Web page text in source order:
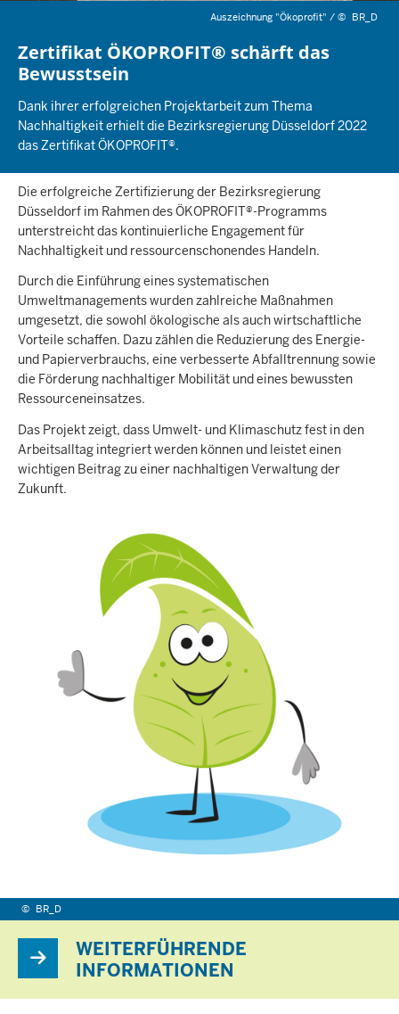
Auszeichnung "Ökoprofit" /© BR_D
Zertifikat ÖKOPROFIT® schärft das
Bewusstsein
Dank ihrer erfolgreichen Projektarbeit zum Thema
Nachhaltigkeit erhielt die Bezirksregierung Düsseldorf 2022
das Zertifikat ÖKOPROFIT®.
Die erfolgreiche Zertifizierung der Bezirksregierung
Düsseldorf im Rahmen des ÖKOPROFIT®-Programms
unterstreicht das kontinuierliche Engagement für
Nachhaltigkeit und ressourcenschonendes Handeln.
Durch die Einführung eines systematischen
Umweltmanagements wurden zahlreiche Maßnahmen
umgesetzt, die sowohl ökologische als auch wirtschaftliche
Vorteile schaffen. Dazu zählen die Reduzierung des Energie-
und Papierverbrauchs, eine verbesserte Abfalltrennung sowie
die Förderung nachhaltiger Mobilität und eines bewussten
Ressourceneinsatzes.
Das Projekt zeigt, dass Umwelt- und Klimaschutz fest in den
Arbeitsalltag integriert werden können und leistet einen
wichtigen Beitrag zu einer nachhaltigen Verwaltung der
Zukunft.
© BR_D
WEITERFÜHRENDE
INFORMATIONEN